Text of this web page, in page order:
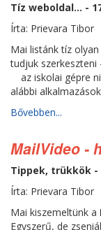
Tíz weboldal... -
Írta: Prievara Tibor
Mai listánk tíz
tudjuk
az iskolai gépre
alábbi
Bővebben...
MailVideo -
Tippek, trükkök -
Írta: Prievara Tibor
Mai kiszemeltünk a
Egyszerű, de